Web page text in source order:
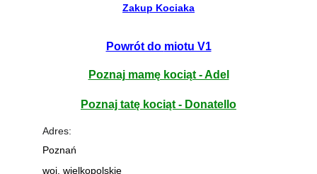
Zakup Kociaka
Powrót do miotu V1
Poznaj mamę kociąt - Adel
Poznaj tatę kociąt - Donatello
Adres:
Poznań
woj. wielkopolskie